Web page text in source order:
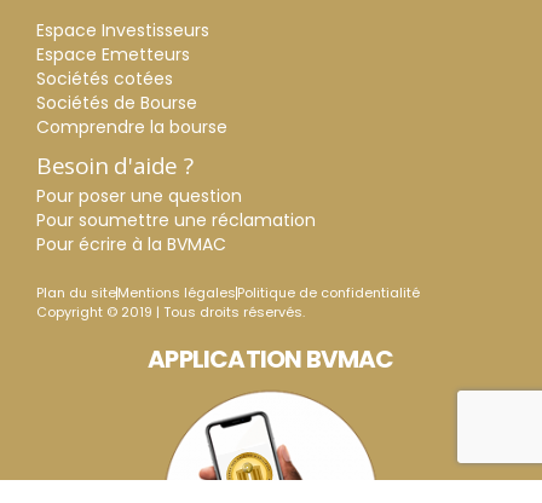
Espace Investisseurs
Espace Emetteurs
Sociétés cotées
Sociétés de Bourse
Comprendre la bourse
Besoin d'aide ?
Pour poser une question
Pour soumettre une réclamation
Pour écrire à la BVMAC
Plan du siteMentions légalesPolitique de confidentialité
Copyright © 2019 | Tous droits réservés.
APPLICATION BVMAC